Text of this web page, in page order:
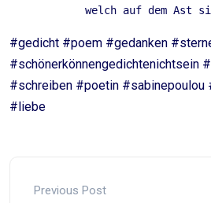
welch auf dem Ast
#gedicht #poem #gedanken
#schönerkönnengedichtenichtsein
#schreiben #poetin #sabinepoulou
#liebe
Previous Post